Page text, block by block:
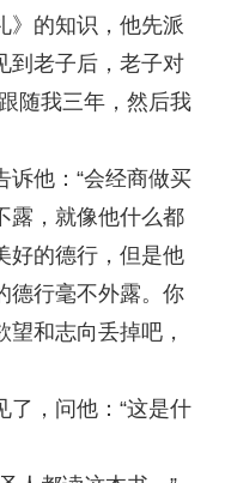
》的知识，他先派
到老子后，老子对
随我三年，然后我
诉他：“会经商做买
露，就像他什么都
好的德行，但是他
德行毫不外露。你
和志向丢掉吧，
了，问他：“这是什